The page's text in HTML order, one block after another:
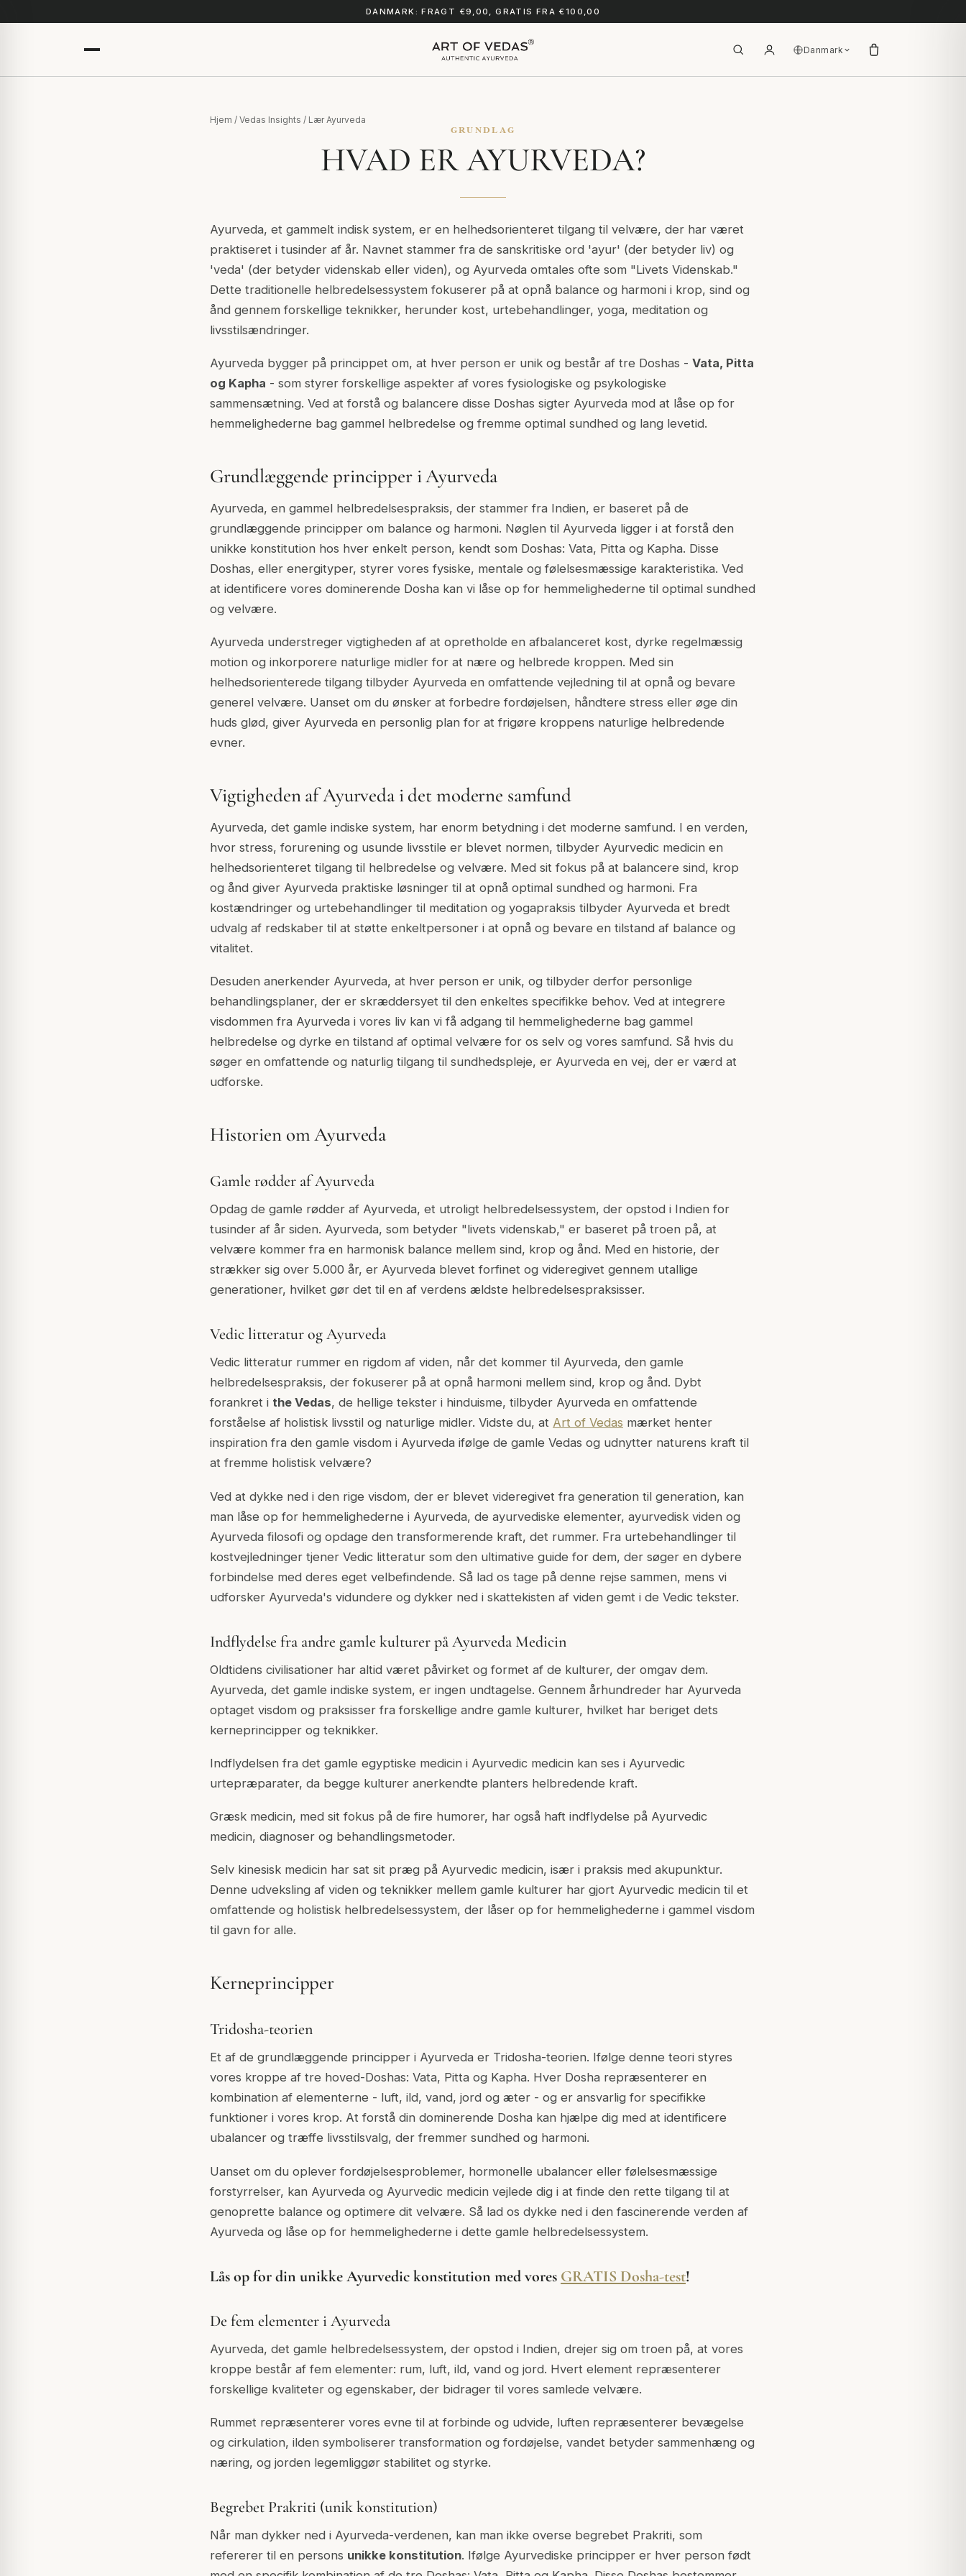
DANMARK: FRAGT €9,00, GRATIS FRA €100,00
Danmark
Hjem / Vedas Insights / Lær Ayurveda
GRUNDLAG
HVAD ER AYURVEDA?
Ayurveda, et gammelt indisk system, er en helhedsorienteret tilgang til velvære, der har været
praktiseret i tusinder af år. Navnet stammer fra de sanskritiske ord 'ayur' (der betyder liv) og
'veda' (der betyder videnskab eller viden), og Ayurveda omtales ofte som "Livets Videnskab."
Dette traditionelle helbredelsessystem fokuserer på at opnå balance og harmoni i krop, sind og
ånd gennem forskellige teknikker, herunder kost, urtebehandlinger, yoga, meditation og
livsstilsændringer.
Ayurveda bygger på princippet om, at hver person er unik og består af tre Doshas - Vata, Pitta
og Kapha - som styrer forskellige aspekter af vores fysiologiske og psykologiske
sammensætning. Ved at forstå og balancere disse Doshas sigter Ayurveda mod at låse op for
hemmelighederne bag gammel helbredelse og fremme optimal sundhed og lang levetid.
Grundlæggende principper i Ayurveda
Ayurveda, en gammel helbredelsespraksis, der stammer fra Indien, er baseret på de
grundlæggende principper om balance og harmoni. Nøglen til Ayurveda ligger i at forstå den
unikke konstitution hos hver enkelt person, kendt som Doshas: Vata, Pitta og Kapha. Disse
Doshas, eller energityper, styrer vores fysiske, mentale og følelsesmæssige karakteristika. Ved
at identificere vores dominerende Dosha kan vi låse op for hemmelighederne til optimal sundhed
og velvære.
Ayurveda understreger vigtigheden af at opretholde en afbalanceret kost, dyrke regelmæssig
motion og inkorporere naturlige midler for at nære og helbrede kroppen. Med sin
helhedsorienterede tilgang tilbyder Ayurveda en omfattende vejledning til at opnå og bevare
generel velvære. Uanset om du ønsker at forbedre fordøjelsen, håndtere stress eller øge din
huds glød, giver Ayurveda en personlig plan for at frigøre kroppens naturlige helbredende
evner.
Vigtigheden af Ayurveda i det moderne samfund
Ayurveda, det gamle indiske system, har enorm betydning i det moderne samfund. I en verden,
hvor stress, forurening og usunde livsstile er blevet normen, tilbyder Ayurvedic medicin en
helhedsorienteret tilgang til helbredelse og velvære. Med sit fokus på at balancere sind, krop
og ånd giver Ayurveda praktiske løsninger til at opnå optimal sundhed og harmoni. Fra
kostændringer og urtebehandlinger til meditation og yogapraksis tilbyder Ayurveda et bredt
udvalg af redskaber til at støtte enkeltpersoner i at opnå og bevare en tilstand af balance og
vitalitet.
Desuden anerkender Ayurveda, at hver person er unik, og tilbyder derfor personlige
behandlingsplaner, der er skræddersyet til den enkeltes specifikke behov. Ved at integrere
visdommen fra Ayurveda i vores liv kan vi få adgang til hemmelighederne bag gammel
helbredelse og dyrke en tilstand af optimal velvære for os selv og vores samfund. Så hvis du
søger en omfattende og naturlig tilgang til sundhedspleje, er Ayurveda en vej, der er værd at
udforske.
Historien om Ayurveda
Gamle rødder af Ayurveda
Opdag de gamle rødder af Ayurveda, et utroligt helbredelsessystem, der opstod i Indien for
tusinder af år siden. Ayurveda, som betyder "livets videnskab," er baseret på troen på, at
velvære kommer fra en harmonisk balance mellem sind, krop og ånd. Med en historie, der
strækker sig over 5.000 år, er Ayurveda blevet forfinet og videregivet gennem utallige
generationer, hvilket gør det til en af verdens ældste helbredelsespraksisser.
Vedic litteratur og Ayurveda
Vedic litteratur rummer en rigdom af viden, når det kommer til Ayurveda, den gamle
helbredelsespraksis, der fokuserer på at opnå harmoni mellem sind, krop og ånd. Dybt
forankret i the Vedas, de hellige tekster i hinduisme, tilbyder Ayurveda en omfattende
forståelse af holistisk livsstil og naturlige midler. Vidste du, at Art of Vedas mærket henter
inspiration fra den gamle visdom i Ayurveda ifølge de gamle Vedas og udnytter naturens kraft til
at fremme holistisk velvære?
Ved at dykke ned i den rige visdom, der er blevet videregivet fra generation til generation, kan
man låse op for hemmelighederne i Ayurveda, de ayurvediske elementer, ayurvedisk viden og
Ayurveda filosofi og opdage den transformerende kraft, det rummer. Fra urtebehandlinger til
kostvejledninger tjener Vedic litteratur som den ultimative guide for dem, der søger en dybere
forbindelse med deres eget velbefindende. Så lad os tage på denne rejse sammen, mens vi
udforsker Ayurveda's vidundere og dykker ned i skattekisten af viden gemt i de Vedic tekster.
Indflydelse fra andre gamle kulturer på Ayurveda Medicin
Oldtidens civilisationer har altid været påvirket og formet af de kulturer, der omgav dem.
Ayurveda, det gamle indiske system, er ingen undtagelse. Gennem århundreder har Ayurveda
optaget visdom og praksisser fra forskellige andre gamle kulturer, hvilket har beriget dets
kerneprincipper og teknikker.
Indflydelsen fra det gamle egyptiske medicin i Ayurvedic medicin kan ses i Ayurvedic
urtepræparater, da begge kulturer anerkendte planters helbredende kraft.
Græsk medicin, med sit fokus på de fire humorer, har også haft indflydelse på Ayurvedic
medicin, diagnoser og behandlingsmetoder.
Selv kinesisk medicin har sat sit præg på Ayurvedic medicin, især i praksis med akupunktur.
Denne udveksling af viden og teknikker mellem gamle kulturer har gjort Ayurvedic medicin til et
omfattende og holistisk helbredelsessystem, der låser op for hemmelighederne i gammel visdom
til gavn for alle.
Kerneprincipper
Tridosha-teorien
Et af de grundlæggende principper i Ayurveda er Tridosha-teorien. Ifølge denne teori styres
vores kroppe af tre hoved-Doshas: Vata, Pitta og Kapha. Hver Dosha repræsenterer en
kombination af elementerne - luft, ild, vand, jord og æter - og er ansvarlig for specifikke
funktioner i vores krop. At forstå din dominerende Dosha kan hjælpe dig med at identificere
ubalancer og træffe livsstilsvalg, der fremmer sundhed og harmoni.
Uanset om du oplever fordøjelsesproblemer, hormonelle ubalancer eller følelsesmæssige
forstyrrelser, kan Ayurveda og Ayurvedic medicin vejlede dig i at finde den rette tilgang til at
genoprette balance og optimere dit velvære. Så lad os dykke ned i den fascinerende verden af
Ayurveda og låse op for hemmelighederne i dette gamle helbredelsessystem.
Lås op for din unikke Ayurvedic konstitution med vores GRATIS Dosha-test!
De fem elementer i Ayurveda
Ayurveda, det gamle helbredelsessystem, der opstod i Indien, drejer sig om troen på, at vores
kroppe består af fem elementer: rum, luft, ild, vand og jord. Hvert element repræsenterer
forskellige kvaliteter og egenskaber, der bidrager til vores samlede velvære.
Rummet repræsenterer vores evne til at forbinde og udvide, luften repræsenterer bevægelse
og cirkulation, ilden symboliserer transformation og fordøjelse, vandet betyder sammenhæng og
næring, og jorden legemliggør stabilitet og styrke.
Begrebet Prakriti (unik konstitution)
Når man dykker ned i Ayurveda-verdenen, kan man ikke overse begrebet Prakriti, som
refererer til en persons unikke konstitution. Ifølge Ayurvediske principper er hver person født